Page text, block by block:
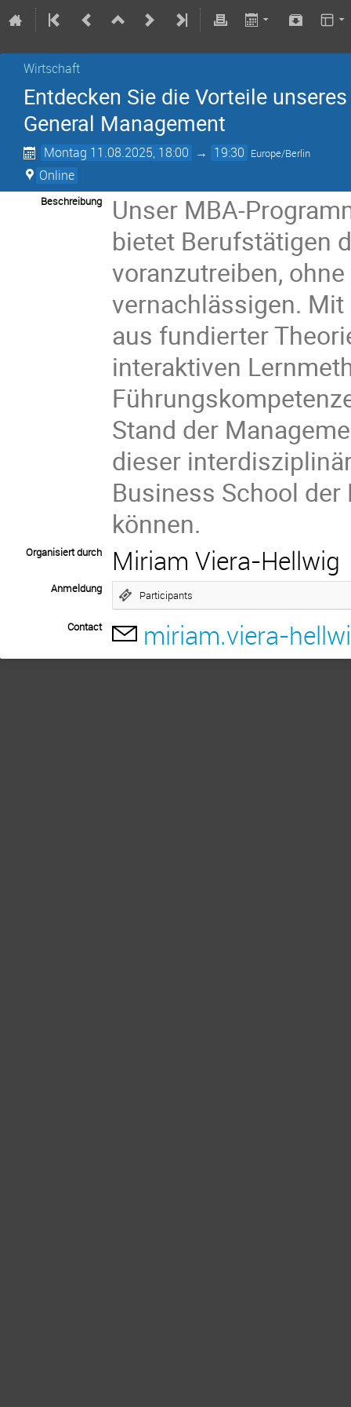
Wirtschaft
Entdecken Sie die Vorteile
General Management
Montag 11.08.2025, 18:00 → 19:30 Europe/Berlin
Online
Beschreibung
Unser MBA-
bietet Berufstätigen
voranzutreiben,
vernachlässigen.
aus fundierter
interaktiven
Stand der
dieser
Business School
können.
Organisiert durch Miriam Viera-Hellwig
Anmeldung Participants
Contact miriam.viera-